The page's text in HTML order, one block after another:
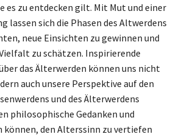
es zu entdecken gilt. Mit Mut und einer
lassen sich die Phasen des Altwerdens
neue Einsichten zu gewinnen und
zu schätzen. Inspirierende
das Älterwerden können uns nicht
auch unsere Perspektive auf den
und des Älterwerdens
philosophische Gedanken und
können, den Alterssinn zu vertiefen